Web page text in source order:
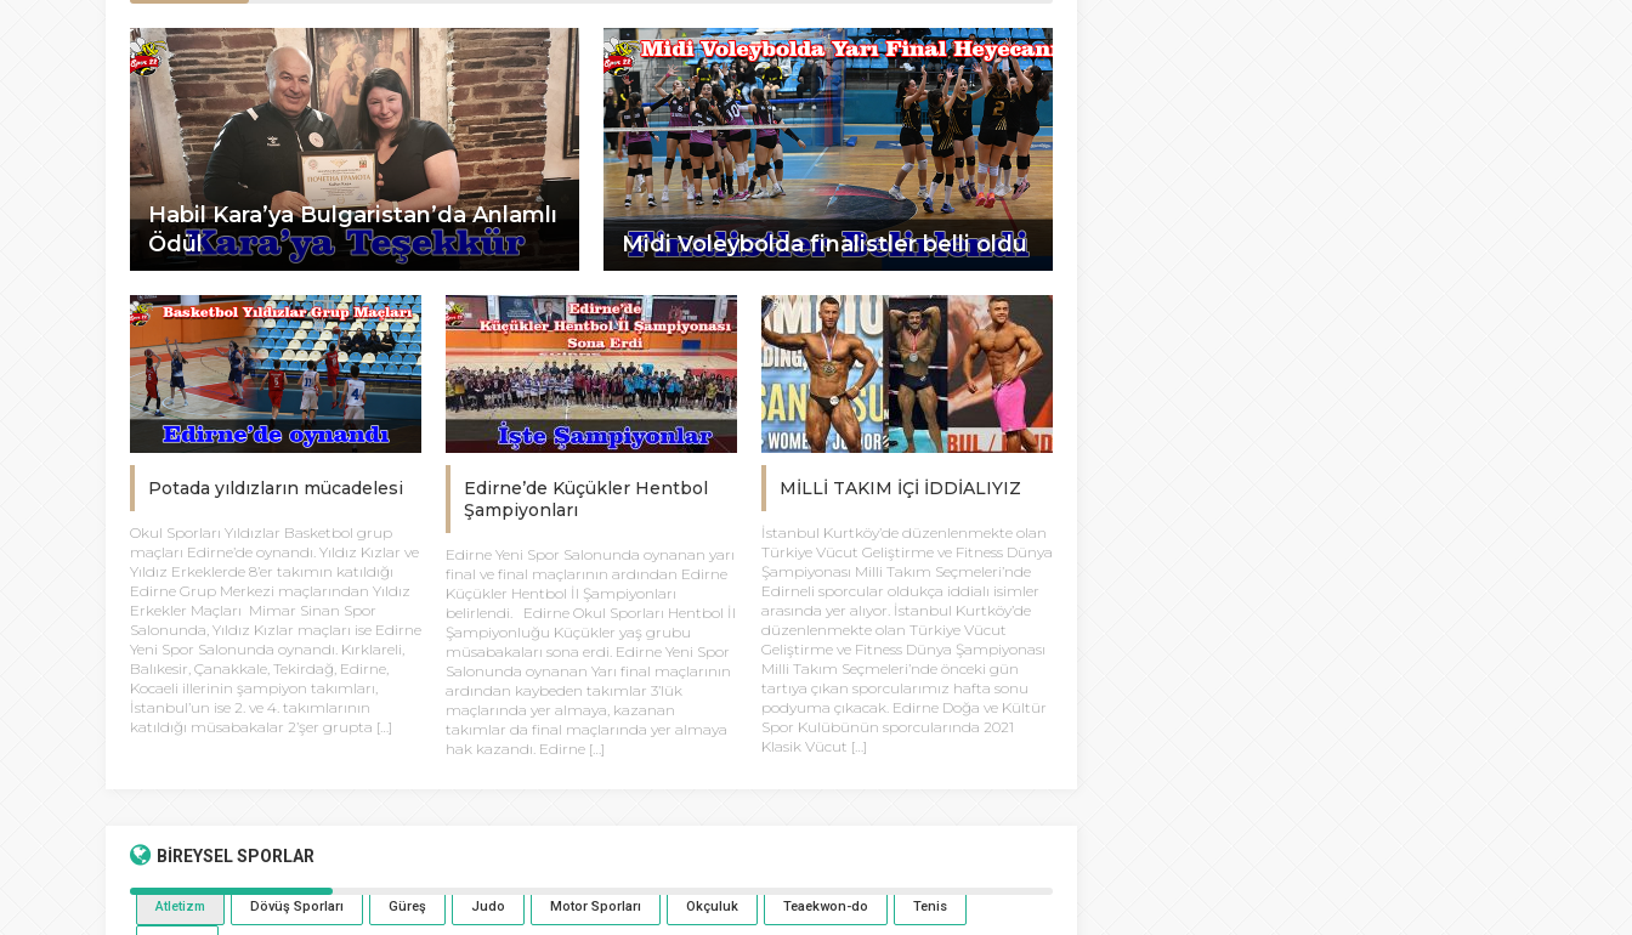
Habil Kara’ya Bulgaristan’da Anlamlı
Ödül
Midi Voleybolda finalistler belli oldu
Potada yıldızların mücadelesi
Okul Sporları Yıldızlar Basketbol grup
maçları Edirne’de oynandı. Yıldız Kızlar ve
Yıldız Erkeklerde 8’er takımın katıldığı
Edirne Grup Merkezi maçlarından Yıldız
Erkekler Maçları Mimar Sinan Spor
Salonunda, Yıldız Kızlar maçları ise Edirne
Yeni Spor Salonunda oynandı. Kırklareli,
Balıkesir, Çanakkale, Tekirdağ, Edirne,
Kocaeli illerinin şampiyon takımları,
İstanbul’un ise 2. ve 4. takımlarının
katıldığı müsabakalar 2’şer grupta […]
Edirne’de Küçükler Hentbol
Şampiyonları
Edirne Yeni Spor Salonunda oynanan yarı
final ve final maçlarının ardından Edirne
Küçükler Hentbol İl Şampiyonları
belirlendi. Edirne Okul Sporları Hentbol İl
Şampiyonluğu Küçükler yaş grubu
müsabakaları sona erdi. Edirne Yeni Spor
Salonunda oynanan Yarı final maçlarının
ardından kaybeden takımlar 3’lük
maçlarında yer almaya, kazanan
takımlar da final maçlarında yer almaya
hak kazandı. Edirne […]
MİLLİ TAKIM İÇİ İDDİALIYIZ
İstanbul Kurtköy’de düzenlenmekte olan
Türkiye Vücut Geliştirme ve Fitness Dünya
Şampiyonası Milli Takım Seçmeleri’nde
Edirneli sporcular oldukça iddialı isimler
arasında yer alıyor. İstanbul Kurtköy’de
düzenlenmekte olan Türkiye Vücut
Geliştirme ve Fitness Dünya Şampiyonası
Milli Takım Seçmeleri’nde önceki gün
tartıya çıkan sporcularımız hafta sonu
podyuma çıkacak. Edirne Doğa ve Kültür
Spor Kulübünün sporcularında 2021
Klasik Vücut […]
BİREYSELSPORLAR
Atletizm Dövüş Sporları Güreş Judo Motor Sporları Okçuluk Teaekwon-do Tenis